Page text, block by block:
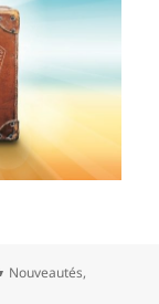
Catégories
Nouveautés,